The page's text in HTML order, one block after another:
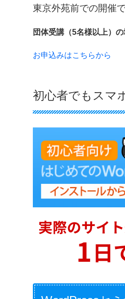
東京外苑前での開催で
団体受講（5名様以上）
お申込みはこちらから
初心者でもスマ